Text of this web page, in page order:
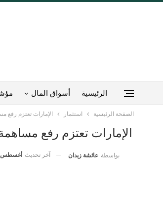
الرئيسية أسواق المال
الصفحة الرئيسية استثمار الإمارات تعتزم رفع مساهمة
الإمارات تعتزم رفع مساهمة القطاع
بواسطة عائشة زيدان آخر تحديث أغسطس 27, 2025